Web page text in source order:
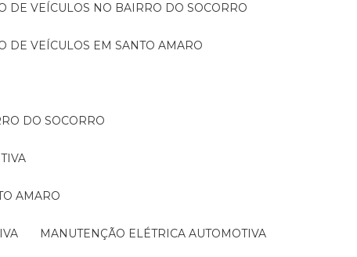
DE VEÍCULOS NO BAIRRO DO SOCORRO
DE VEÍCULOS EM SANTO AMARO
DO SOCORRO
AMARO
MANUTENÇÃO ELÉTRICA AUTOMOTIVA